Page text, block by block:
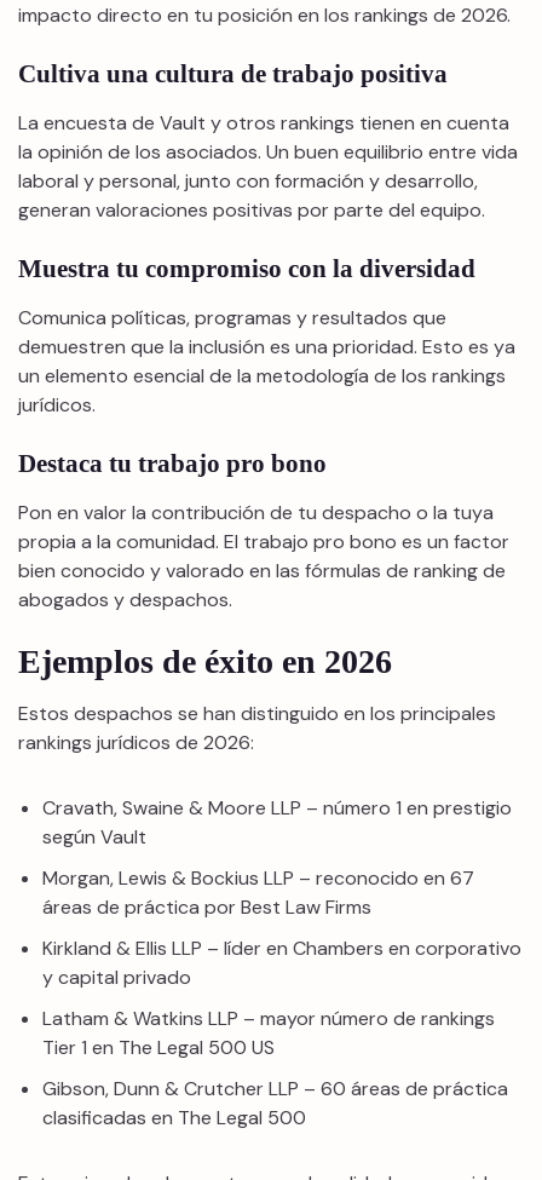
impacto directo en tu posición en los rankings de 2026.
Cultiva una cultura de trabajo positiva
La encuesta de Vault y otros rankings tienen en cuenta
la opinión de los asociados. Un buen equilibrio entre vida
laboral y personal, junto con formación y desarrollo,
generan valoraciones positivas por parte del equipo.
Muestra tu compromiso con la diversidad
Comunica políticas, programas y resultados que
demuestren que la inclusión es una prioridad. Esto es ya
un elemento esencial de la metodología de los rankings
jurídicos.
Destaca tu trabajo pro bono
Pon en valor la contribución de tu despacho o la tuya
propia a la comunidad. El trabajo pro bono es un factor
bien conocido y valorado en las fórmulas de ranking de
abogados y despachos.
Ejemplos de éxito en 2026
Estos despachos se han distinguido en los principales
rankings jurídicos de 2026:
Cravath, Swaine & Moore LLP – número 1 en prestigio
según Vault
Morgan, Lewis & Bockius LLP – reconocido en 67
áreas de práctica por Best Law Firms
Kirkland & Ellis LLP – líder en Chambers en corporativo
y capital privado
Latham & Watkins LLP – mayor número de rankings
Tier 1 en The Legal 500 US
Gibson, Dunn & Crutcher LLP – 60 áreas de práctica
clasificadas en The Legal 500